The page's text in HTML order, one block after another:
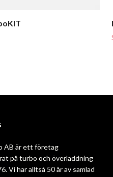
AB är ett företag
på turbo och överladdning
Vi har alltså 50 år av samlad